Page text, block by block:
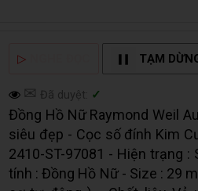
▷ TẠM
✉ Đã duyệt: ✓
Đồng Hồ Nữ Raymond Weil
siêu đẹp - Cọc số đính Kim
2410-ST-97081 - Hiện trạng :
tính : Đồng Hồ Nữ - Size : 29